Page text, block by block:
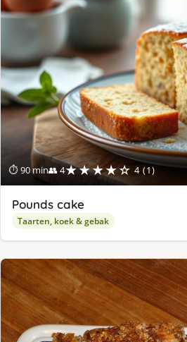
⏱ 90 min👥 4★★★★☆ 4 (1)
Pounds cake
Taarten, koek & gebak